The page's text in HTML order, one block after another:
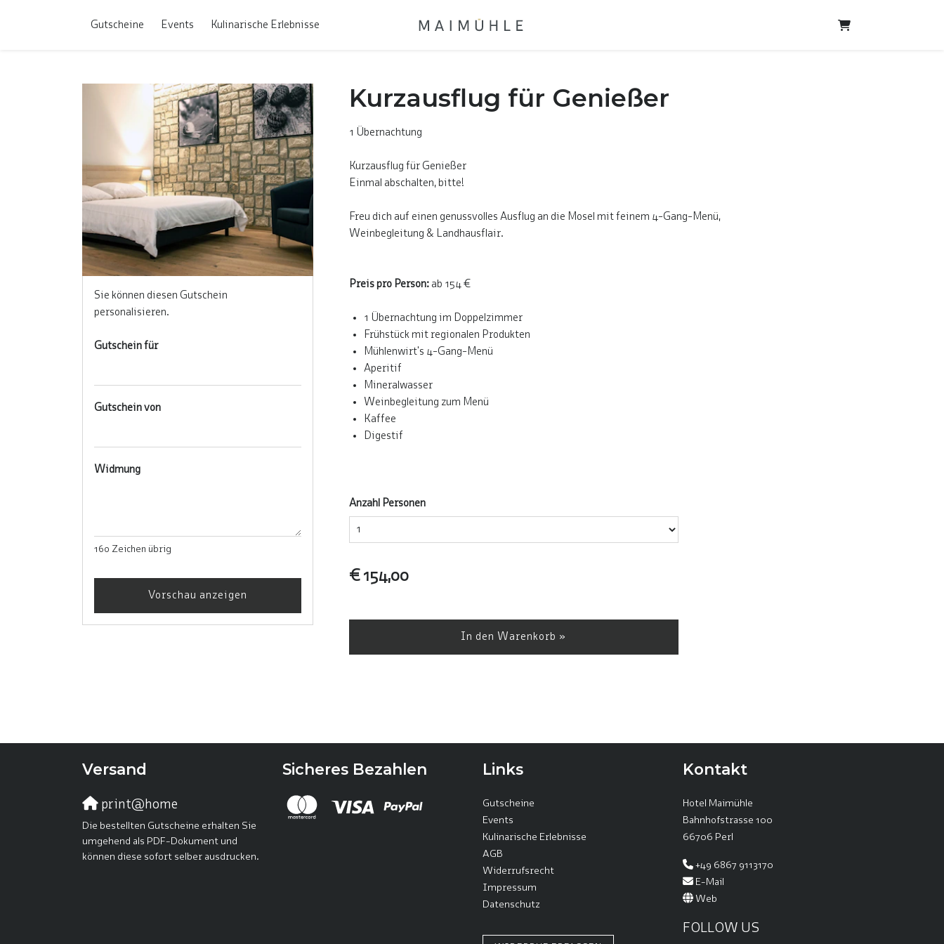
Gutscheine Events Kulinarische Erlebnisse
Warenkorb
Sie können diesen Gutschein
personalisieren.
Gutschein für
Gutschein von
Widmung
160 Zeichen übrig
Vorschau anzeigen
Kurzausflug für Genießer
1 Übernachtung
Kurzausflug für Genießer
Einmal abschalten, bitte!
Freu dich auf einen genussvolles Ausflug an die Mosel mit feinem 4-Gang-Menü,
Weinbegleitung & Landhausflair.
Preis pro Person: ab 154 €
1 Übernachtung im Doppelzimmer
Frühstück mit regionalen Produkten
Mühlenwirt's 4-Gang-Menü
Aperitif
Mineralwasser
Weinbegleitung zum Menü
Kaffee
Digestif
Anzahl Personen
€ 154,00
In den Warenkorb »
Versand
print@home
Die bestellten Gutscheine erhalten Sie
umgehend als PDF-Dokument und
können diese sofort selber ausdrucken.
Sicheres Bezahlen Links
Gutscheine
Events
Kulinarische Erlebnisse
AGB
Widerrufsrecht
Impressum
Datenschutz
Kontakt
Hotel Maimühle
Bahnhofstrasse 100
66706 Perl
+49 6867 9113170
E-Mail
Web
FOLLOW US